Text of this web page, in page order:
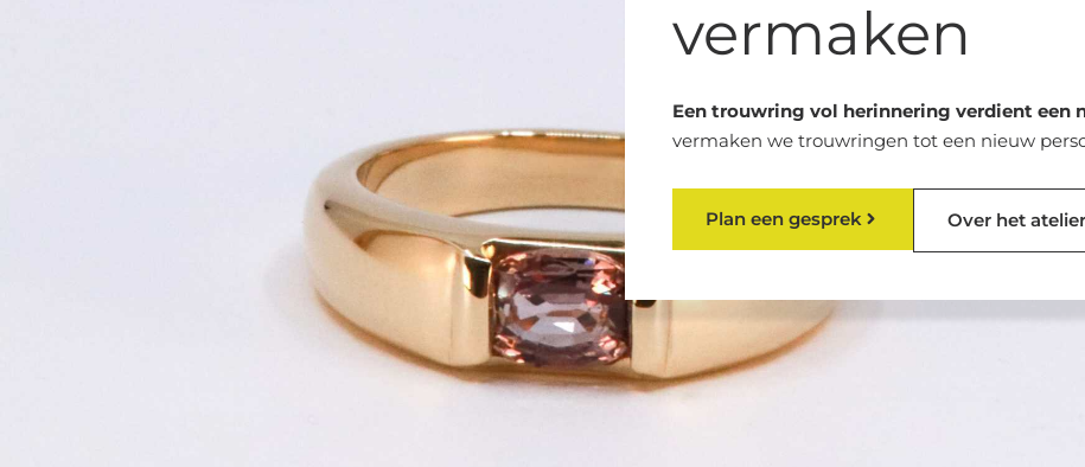
vermaken
Een trouwring vol herinnering verdient een
vermaken we trouwringen tot een nieuw
Plan een gesprek Over het atelier